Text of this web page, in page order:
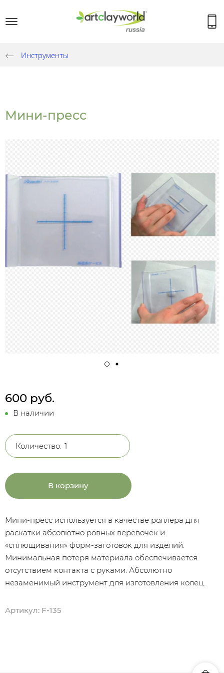
Инструменты
Мини-пресс
600 руб.
В наличии
Количество:
В корзину
Мини-пресс используется в качестве роллера для
раскатки абсолютно ровных веревочек и
«сплющивания» форм-заготовок для изделий.
Минимальная потеря материала обеспечивается
отсутствием контакта с руками. Абсолютно
незаменимый инструмент для изготовления колец.
Артикул: F-135